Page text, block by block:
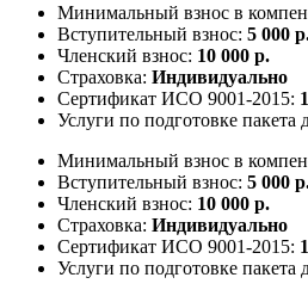
Минимальный взнос в
Вступительный взнос: 5 000
Членский взнос: 10 000 р.
Страховка: Индивидуально
Сертификат ИСО 9001-2015:
Услуги по подготовке пакета
Минимальный взнос в
Вступительный взнос: 5 000
Членский взнос: 10 000 р.
Страховка: Индивидуально
Сертификат ИСО 9001-2015:
Услуги по подготовке пакета